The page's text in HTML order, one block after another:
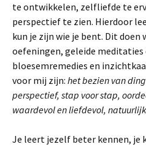
te ontwikkelen, zelfliefde te
perspectief te zien. Hierdoor
kun je zijn wie je bent. Dit doen
oefeningen, geleide
bloesemremedies en
voor mij zijn: het bezien van
perspectief, stap voor stap,
waardevol en liefdevol,
Je leert jezelf beter kennen,